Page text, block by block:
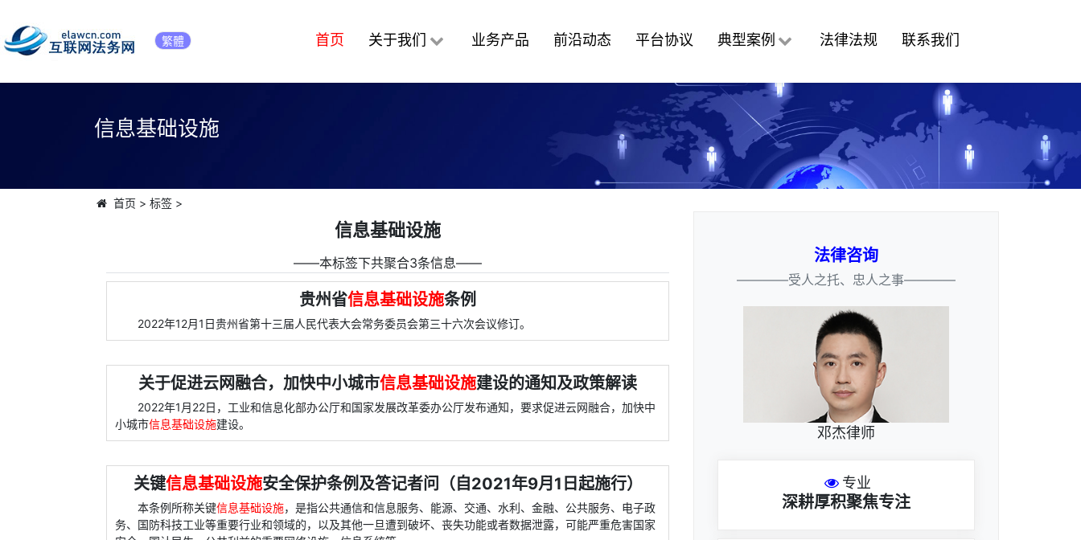
繁體 首页 关于我们 业务产品 前沿动态 平台协议 典型案例 法律法规 联系我们
信息基础设施
首页 > 标签>
信息基础设施
――本标签下共聚合3条信息――
贵州省信息基础设施条例
2022年12月1日贵州省第十三届人民代表大会常务委员会第三十六次会议修订。
关于促进云网融合，加快中小城市信息基础设施建设的通知及政策解读
2022年1月22日，工业和信息化部办公厅和国家发展改革委办公厅发布通知，要求促进云网融合，加快中
小城市信息基础设施建设。
关键信息基础设施安全保护条例及答记者问（自2021年9月1日起施行）
本条例所称关键信息基础设施，是指公共通信和信息服务、能源、交通、水利、金融、公共服务、电子政
务、国防科技工业等重要行业和领域的，以及其他一旦遭到破坏、丧失功能或者数据泄露，可能严重危害国家
法律咨询
————受人之托、忠人之事————
邓杰律师
专业
深耕厚积聚焦专注